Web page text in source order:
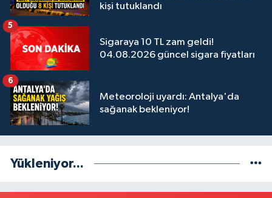
kişi tutuklandı
Sigaraya 10 TL zam geldi!
04.08.2026 güncel sigara fiyatları
5
Meteoroloji uyardı: Antalya'da
sağanak bekleniyor!
6
Yükleniyor...